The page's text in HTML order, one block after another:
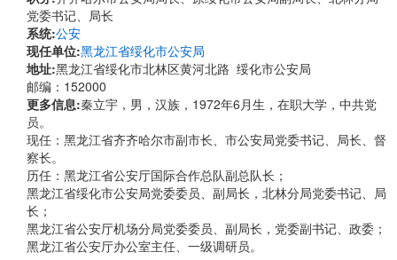
党委书记、局长
系统:公安
现任单位:黑龙江省绥化市公安局
地址:黑龙江省绥化市北林区黄河北路 绥化市公安局
邮编：152000
更多信息:秦立宇，男，汉族，1972年6月生，在职大学，中共党
员。
现任：黑龙江省齐齐哈尔市副市长、市公安局党委书记、局长、督
察长。
历任：黑龙江省公安厅国际合作总队副总队长；
黑龙江省绥化市公安局党委委员、副局长，北林分局党委书记、局
长；
黑龙江省公安厅机场分局党委委员、副局长，党委副书记、政委；
黑龙江省公安厅办公室主任、一级调研员。